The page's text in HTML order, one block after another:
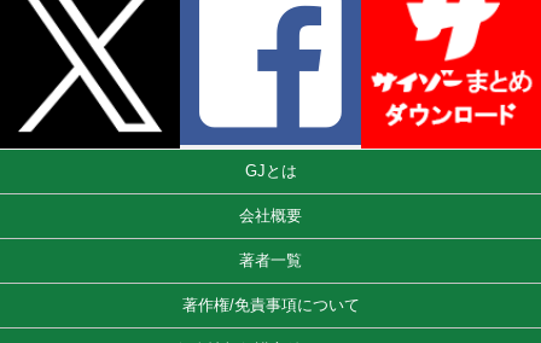
GJとは
会社概要
著者一覧
著作権/免責事項について